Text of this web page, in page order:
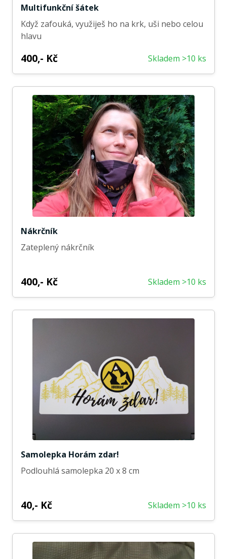
Multifunkční šátek
Když zafouká, využiješ ho na krk, uši nebo celou
hlavu
400,- Kč Skladem >10 ks
Nákrčník
Zateplený nákrčník
400,- Kč Skladem >10 ks
Samolepka Horám zdar!
Podlouhlá samolepka 20 x 8 cm
40,- Kč Skladem >10 ks